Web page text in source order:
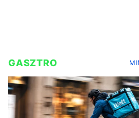
GASZTRO